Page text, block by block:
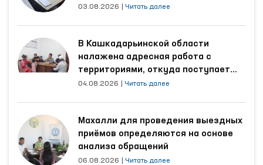
трудятся осуждённые
03.08.2026 Читать далее
В Кашкадарьинской области
налажена адресная работа с
территориями, откуда поступает
наибольшее количество обращений
04.08.2026 Читать далее
Махалли для проведения выездных
приёмов определяются на основе
анализа обращений
06.08.2026 Читать далее